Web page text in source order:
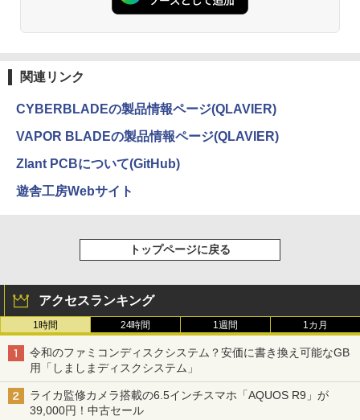
関連リンク
CYBERBLADEの製品情報ページ(QLAVIER)
VAPOR BLADEの製品情報ページ(QLAVIER)
Zlant PCBについて(GitHub)
遊舎工房Webサイト
トップページに戻る
アクセスランキング
1時間 24時間 1週間 1カ月
令和のファミコンディスクシステム？安価に書き換え可能なGB
用「しましまディスクシステム」
ライカ監修カメラ搭載の6.5インチスマホ「AQUOS R9」が
39,000円！中古セール